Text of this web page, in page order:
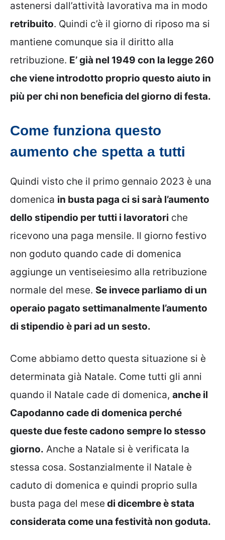
astenersi dall’attività lavorativa ma in modo
retribuito. Quindi c’è il giorno di riposo ma si
mantiene comunque sia il diritto alla
retribuzione. E’ già nel 1949 con la legge 260
che viene introdotto proprio questo aiuto in
più per chi non beneficia del giorno di festa.
Come funziona questo
aumento che spetta a tutti
Quindi visto che il primo gennaio 2023 è una
domenica in busta paga ci si sarà l’aumento
dello stipendio per tutti i lavoratori che
ricevono una paga mensile. Il giorno festivo
non goduto quando cade di domenica
aggiunge un ventiseiesimo alla retribuzione
normale del mese. Se invece parliamo di un
operaio pagato settimanalmente l’aumento
di stipendio è pari ad un sesto.
Come abbiamo detto questa situazione si è
determinata già Natale. Come tutti gli anni
quando il Natale cade di domenica, anche il
Capodanno cade di domenica perché
queste due feste cadono sempre lo stesso
giorno. Anche a Natale si è verificata la
stessa cosa. Sostanzialmente il Natale è
caduto di domenica e quindi proprio sulla
busta paga del mese di dicembre è stata
considerata come una festività non goduta.